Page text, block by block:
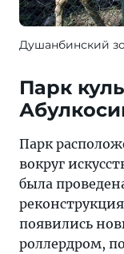
Душанбинский
Парк
Парк
вокруг
была
появились
роллердром,